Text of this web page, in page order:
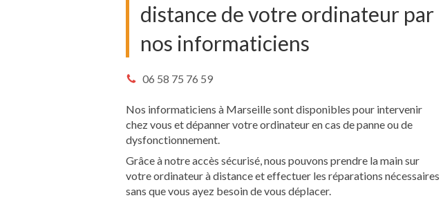
distance de votre ordinateur par
nos informaticiens
06 58 75 76 59
Nos informaticiens à Marseille sont disponibles pour intervenir
chez vous et dépanner votre ordinateur en cas de panne ou de
dysfonctionnement.
Grâce à notre accès sécurisé, nous pouvons prendre la main sur
votre ordinateur à distance et effectuer les réparations nécessaires
sans que vous ayez besoin de vous déplacer.